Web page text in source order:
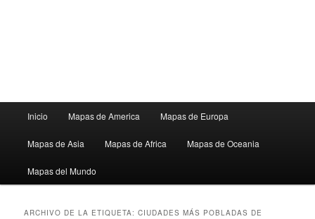
principal
Inicio Mapas de America Mapas de Europa
Mapas de Asia Mapas de Africa Mapas de Oceania
Mapas del Mundo
ARCHIVO DE LA ETIQUETA:CIUDADES MÁS POBLADAS DE